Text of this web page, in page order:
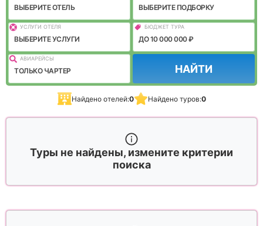
ВЫБЕРИТЕ ОТЕЛЬ ВЫБЕРИТЕ ПОДБОРКУ
УСЛУГИ ОТЕЛЯ
ВЫБЕРИТЕ УСЛУГИ
БЮДЖЕТ ТУРА
ДО 10 000 000 ₽
АВИАРЕЙСЫ
ТОЛЬКО ЧАРТЕР НАЙТИ
Найдено отелей:0 Найдено туров:0
Туры не найдены, измените критерии
поиска